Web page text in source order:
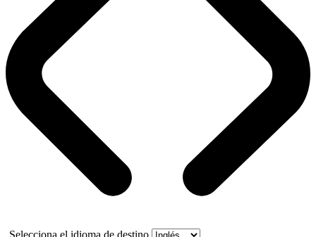
Selecciona el idioma de destino